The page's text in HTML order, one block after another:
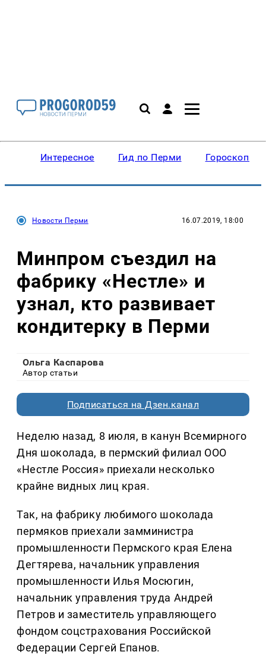
Интересное Гид по Перми Гороскопы
Новости Перми 16.07.2019, 18:00
Минпром съездил на
фабрику «Нестле» и
узнал, кто развивает
кондитерку в Перми
Ольга Каспарова
Автор статьи
Подписаться на Дзен.канал
Неделю назад, 8 июля, в канун Всемирного
Дня шоколада, в пермский филиал ООО
«Нестле Россия» приехали несколько
крайне видных лиц края.
Так, на фабрику любимого шоколада
пермяков приехали замминистра
промышленности Пермского края Елена
Дегтярева, начальник управления
промышленности Илья Мосюгин,
начальник управления труда Андрей
Петров и заместитель управляющего
фондом соцстрахования Российской
Федерации Сергей Епанов.